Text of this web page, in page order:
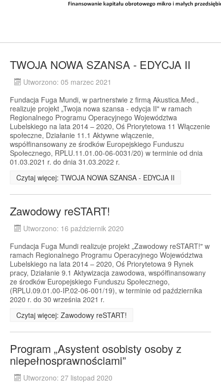
TWOJA NOWA SZANSA - EDYCJA II
Utworzono: 05 marzec 2021
Fundacja Fuga Mundi, w partnerstwie z firmą Akustica.Med.,
realizuje projekt „Twoja nowa szansa - edycja II" w ramach
Regionalnego Programu Operacyjnego Województwa
Lubelskiego na lata 2014 – 2020, Oś Priorytetowa 11 Włączenie
społeczne, Działanie 11.1 Aktywne włączenie,
współfinansowany ze środków Europejskiego Funduszu
Społecznego, RPLU.11.01.00-06-0031/20) w terminie od dnia
01.03.2021 r. do dnia 31.03.2022 r.
Czytaj więcej: TWOJA NOWA SZANSA - EDYCJA II
Zawodowy reSTART!
Utworzono: 16 październik 2020
Fundacja Fuga Mundi realizuje projekt „Zawodowy reSTART!" w
ramach Regionalnego Programu Operacyjnego Województwa
Lubelskiego na lata 2014 – 2020, Oś Priorytetowa 9 Rynek
pracy, Działanie 9.1 Aktywizacja zawodowa, współfinansowany
ze środków Europejskiego Funduszu Społecznego,
(RPLU.09.01.00-IP.02-06-001/19), w terminie od października
2020 r. do 30 września 2021 r.
Czytaj więcej: Zawodowy reSTART!
Program „Asystent osobisty osoby z
niepełnosprawnościami”
Utworzono: 27 listopad 2020